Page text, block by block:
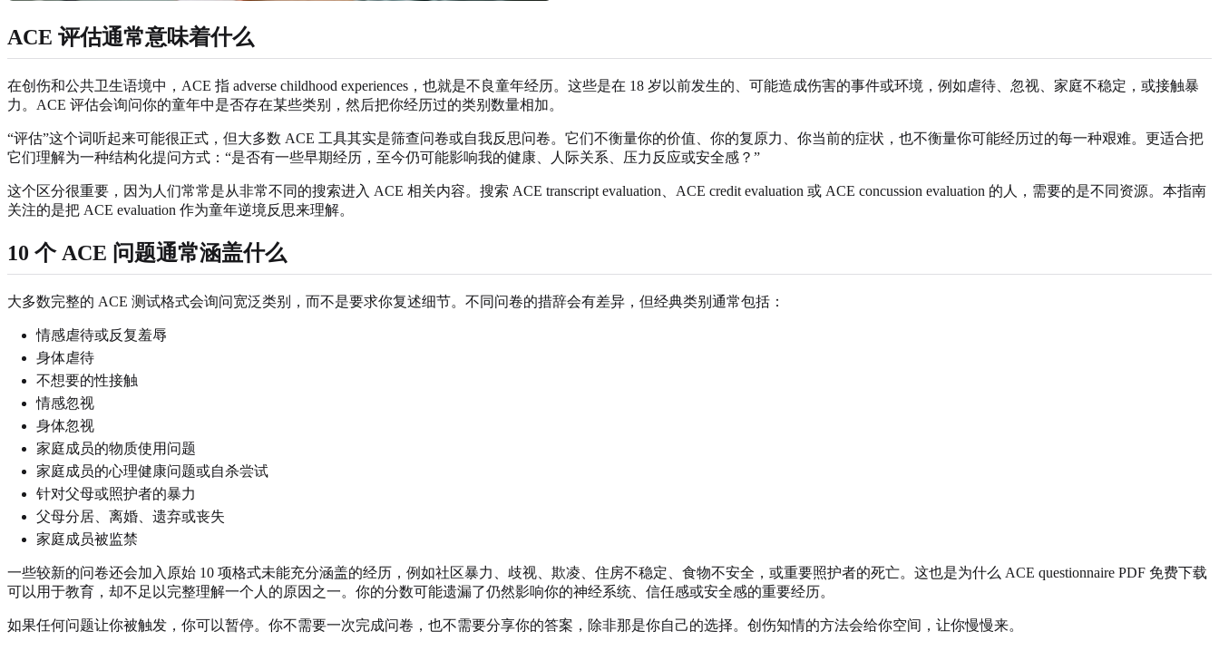
ACE 评估通常意味着什么
在创伤和公共卫生语境中，ACE 指 adverse childhood experiences，也就是不良童年经历。这些是在 18 岁以前发生的、可能造成伤害的事件或环境，例如虐待、忽视、家庭不稳定，或接触暴
力。ACE 评估会询问你的童年中是否存在某些类别，然后把你经历过的类别数量相加。
“评估”这个词听起来可能很正式，但大多数 ACE 工具其实是筛查问卷或自我反思问卷。它们不衡量你的价值、你的复原力、你当前的症状，也不衡量你可能经历过的每一种艰难。更适合把
它们理解为一种结构化提问方式：“是否有一些早期经历，至今仍可能影响我的健康、人际关系、压力反应或安全感？”
这个区分很重要，因为人们常常是从非常不同的搜索进入 ACE 相关内容。搜索 ACE transcript evaluation、ACE credit evaluation 或 ACE concussion evaluation 的人，需要的是不同资源。本指南
关注的是把 ACE evaluation 作为童年逆境反思来理解。
10 个 ACE 问题通常涵盖什么
大多数完整的 ACE 测试格式会询问宽泛类别，而不是要求你复述细节。不同问卷的措辞会有差异，但经典类别通常包括：
情感虐待或反复羞辱
身体虐待
不想要的性接触
情感忽视
身体忽视
家庭成员的物质使用问题
家庭成员的心理健康问题或自杀尝试
针对父母或照护者的暴力
父母分居、离婚、遗弃或丧失
家庭成员被监禁
一些较新的问卷还会加入原始 10 项格式未能充分涵盖的经历，例如社区暴力、歧视、欺凌、住房不稳定、食物不安全，或重要照护者的死亡。这也是为什么 ACE questionnaire PDF 免费下载
可以用于教育，却不足以完整理解一个人的原因之一。你的分数可能遗漏了仍然影响你的神经系统、信任感或安全感的重要经历。
如果任何问题让你被触发，你可以暂停。你不需要一次完成问卷，也不需要分享你的答案，除非那是你自己的选择。创伤知情的方法会给你空间，让你慢慢来。